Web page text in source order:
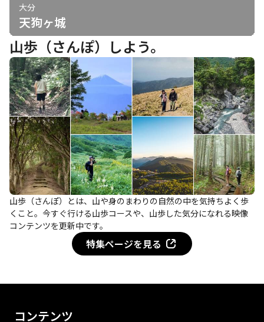
大分
天狗ヶ城
山歩（さんぽ）しよう。
山歩（さんぽ）とは、山や身のまわりの自然の中を気持ちよく歩
くこと。今すぐ行ける山歩コースや、山歩した気分になれる映像
コンテンツを更新中です。
特集ページを見る
コンテンツ